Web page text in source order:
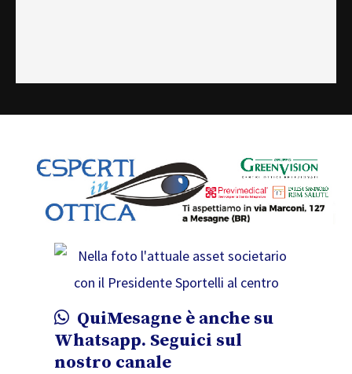
QuiMesagne è anche su
Whatsapp. Seguici sul
nostro canale